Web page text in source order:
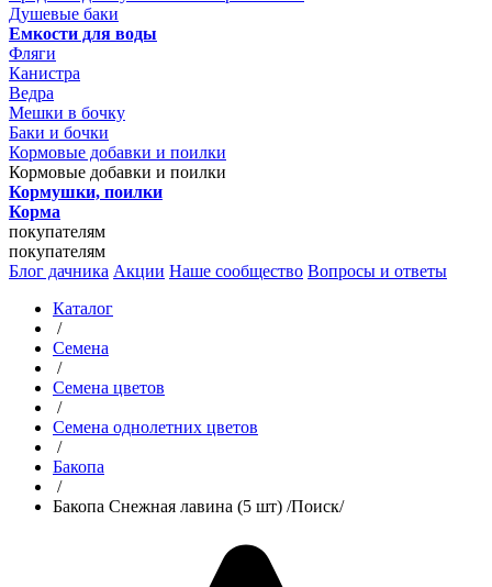
Душевые баки
Емкости для воды
Фляги
Канистра
Ведра
Мешки в бочку
Баки и бочки
Кормовые добавки и поилки
Кормовые добавки и поилки
Кормушки, поилки
Корма
покупателям
покупателям
Блог дачника Акции Наше сообщество Вопросы и ответы
Каталог
/
Семена
/
Семена цветов
/
Семена однолетних цветов
/
Бакопа
/
Бакопа Снежная лавина (5 шт) /Поиск/